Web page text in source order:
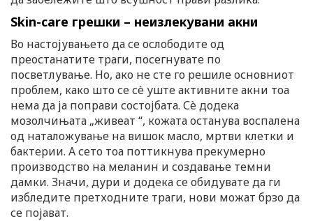
Skin-care грешки – неизлекувани акни
Во настојувањето да се ослободите од
преостанатите траги, посегнувате по
посветлување. Но, ако не сте го решиле основниот
проблем, како што се сè уште активните акни тоа
нема да ја поправи состојбата. Сè додека
мозолчињата „живеат “, кожата останува воспалена
од наталожување на вишок масло, мртви клетки и
бактерии. А сето тоа поттикнува прекумерно
производство на меланин и создавање темни
дамки. Значи, дури и додека се обидувате да ги
избледите претходните траги, нови можат брзо да
се појават.